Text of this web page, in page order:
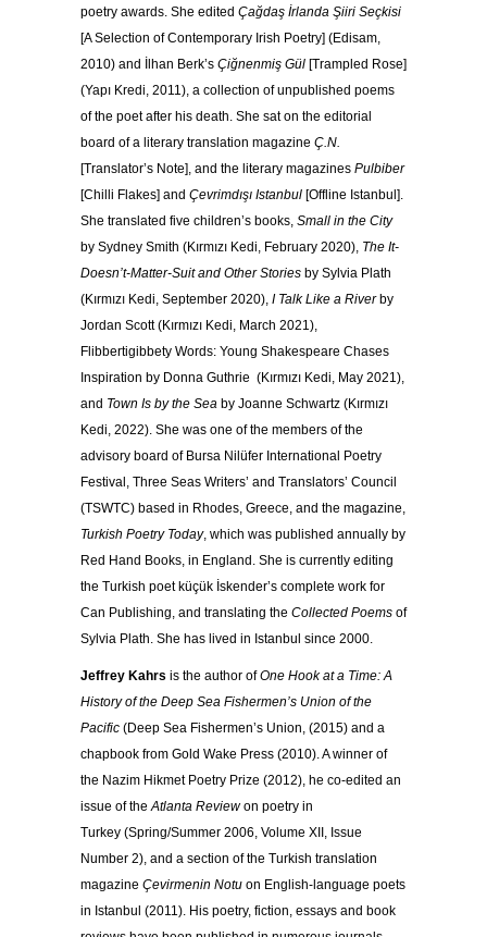
poetry awards. She edited Çağdaş İrlanda Şiiri Seçkisi
[A Selection of Contemporary Irish Poetry] (Edisam,
2010) and İlhan Berk’s Çiğnenmiş Gül [Trampled Rose]
(Yapı Kredi, 2011), a collection of unpublished poems
of the poet after his death. She sat on the editorial
board of a literary translation magazine Ç.N.
[Translator’s Note], and the literary magazines Pulbiber
[Chilli Flakes] and Çevrimdışı Istanbul [Offline Istanbul].
She translated five children’s books, Small in the City
by Sydney Smith (Kırmızı Kedi, February 2020), The It-
Doesn’t-Matter-Suit and Other Stories by Sylvia Plath
(Kırmızı Kedi, September 2020), I Talk Like a Riverby
Jordan Scott (Kırmızı Kedi, March 2021),
Flibbertigibbety Words: Young Shakespeare Chases
Inspiration by Donna Guthrie (Kırmızı Kedi, May 2021),
and Town Is by the Sea by Joanne Schwartz (Kırmızı
Kedi, 2022). She was one of the members of the
advisory board of Bursa Nilüfer International Poetry
Festival, Three Seas Writers’ and Translators’ Council
(TSWTC) based in Rhodes, Greece, and the magazine,
Turkish Poetry Today, which was published annually by
Red Hand Books, in England. She is currently editing
the Turkish poet küçük İskender’s complete work for
Can Publishing, and translating the Collected Poems of
Sylvia Plath. She has lived in Istanbul since 2000.
Jeffrey Kahrs is the author ofOne Hook at a Time: A
History of the Deep Sea Fishermen’s Union of the
Pacific (Deep Sea Fishermen’s Union, (2015) and a
chapbook from Gold Wake Press (2010). A winner of
the Nazim Hikmet Poetry Prize (2012), he co-edited an
issue of theAtlanta Reviewon poetry in
Turkey (Spring/Summer 2006, Volume XII, Issue
Number 2), and a section of the Turkish translation
magazine Çevirmenin Notu on English-language poets
in Istanbul (2011). His poetry, fiction, essays and book